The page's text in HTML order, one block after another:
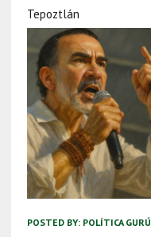
Tepoztlán
POSTED BY: POLÍTICA GURÚ